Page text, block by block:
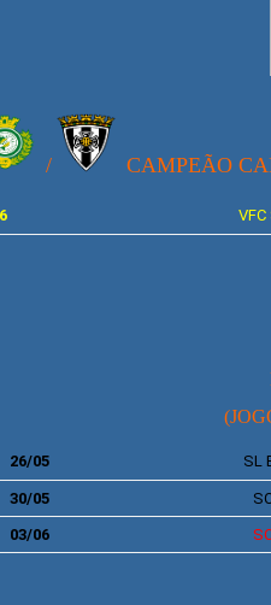
/ CAMPEÃO
VFC
26/05 SL
30/05
03/06